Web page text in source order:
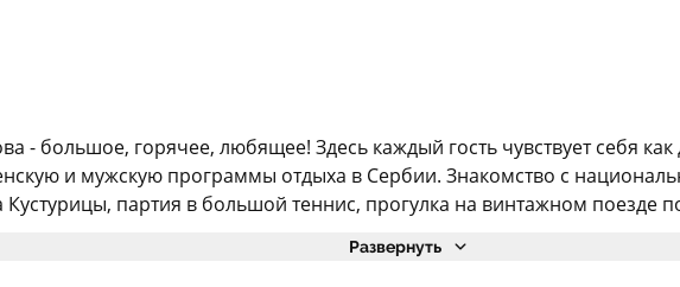
- большое, горячее, любящее! Здесь каждый гость чувствует себя
и мужскую программы отдыха в Сербии. Знакомство с
партия в большой теннис, прогулка на винтажном поезде
Развернуть